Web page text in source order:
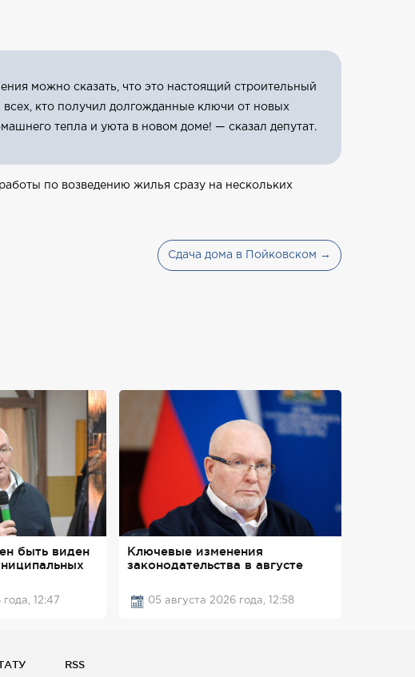
можно сказать, что это настоящий строительный
кто получил долгожданные ключи от новых
тепла и уюта в новом доме! — сказал депутат.
по возведению жилья сразу на нескольких
Сдача дома в Пойковском →
быть виден
12:47
Ключевые изменения
законодательства в августе
05 августа 2026 года, 12:58
RSS